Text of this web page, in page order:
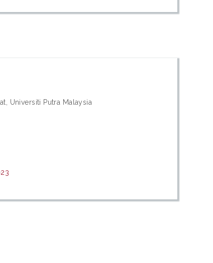
Universiti Putra Malaysia